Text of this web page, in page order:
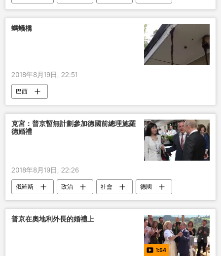
螞蟻橋
2018年8月19日, 22:51
巴西
克宮：普京暫無計劃參加德國前總理施羅
德婚禮
2018年8月19日, 22:26
俄羅斯 政治 社會 德國
普京在奧地利外長的婚禮上
1:54